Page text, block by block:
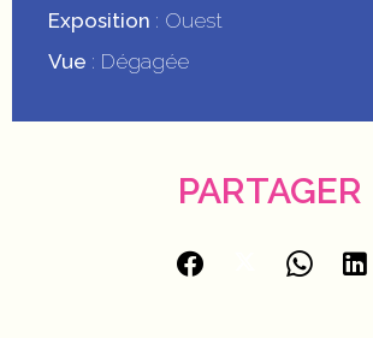
Exposition
Ouest
Vue
Dégagée
PARTAGER